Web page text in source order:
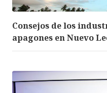
Consejos de los
apagones en Nuevo